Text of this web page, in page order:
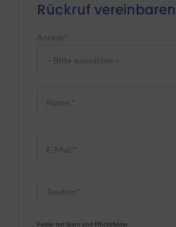
Rückruf vereinbaren
Anrede*
Felder mit Stern sind Pflichtfelder